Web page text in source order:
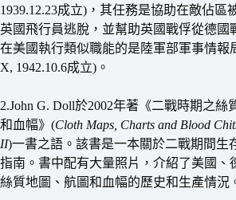
1939.12.23成立)，其任務是協助在敵佔區
英國飛行員逃脫，並幫助英國戰俘從德國
在美國執行類似職能的是陸軍部軍事情報
X, 1942.10.6成立)。
2.John G. Doll於2002年著《二戰時期之絲
和血幅》(Cloth Maps, Charts and Blood
II)一書之語。該書是一本關於二戰期間生
指南。書中配有大量照片，介紹了美國、
絲質地圖、航圖和血幅的歷史和生產情況